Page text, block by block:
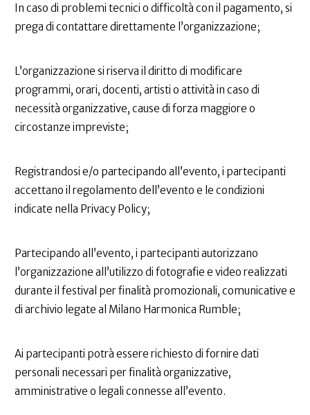
In caso di problemi tecnici o difficoltà con il pagamento, si
prega di contattare direttamente l’organizzazione;
L’organizzazione si riserva il diritto di modificare
programmi, orari, docenti, artisti o attività in caso di
necessità organizzative, cause di forza maggiore o
circostanze impreviste;
Registrandosi e/o partecipando all’evento, i partecipanti
accettano il regolamento dell’evento e le condizioni
indicate nella Privacy Policy;
Partecipando all’evento, i partecipanti autorizzano
l’organizzazione all’utilizzo di fotografie e video realizzati
durante il festival per finalità promozionali, comunicative e
di archivio legate al Milano Harmonica Rumble;
Ai partecipanti potrà essere richiesto di fornire dati
personali necessari per finalità organizzative,
amministrative o legali connesse all’evento.